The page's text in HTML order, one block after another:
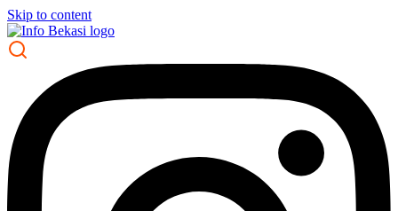
Skip to content